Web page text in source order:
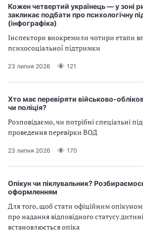
Кожен четвертий українець — у зоні
закликає подбати про психологічну
(інфографіка)
Інспектори виокремили чотири етапи
психосоціальної підтримки
23 липня 2026 121
Хто має перевіряти військово-
чи поліція?
Розповідаємо, чи потрібні спеціальні
проведення перевірки ВОД
23 липня 2026 170
Опікун чи піклувальник?
оформленням
Для того, щоб стати офіційним
про надання відповідного статусу
встановлюється опіка